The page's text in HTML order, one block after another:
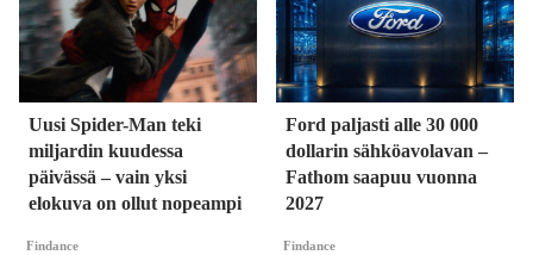
Uusi Spider-Man teki
miljardin kuudessa
päivässä – vain yksi
elokuva on ollut nopeampi
Findance
Ford paljasti alle 30 000
dollarin sähköavolavan –
Fathom saapuu vuonna
2027
Findance